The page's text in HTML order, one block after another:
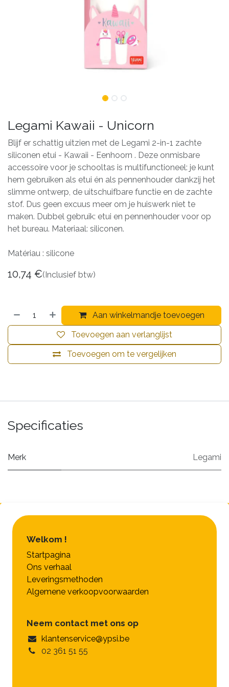
Legami Kawaii - Unicorn
Blijf er schattig uitzien met de Legami 2-in-1 zachte
siliconen etui - Kawaii - Eenhoorn . Deze onmisbare
accessoire voor je schooltas is multifunctioneel: je kunt
hem gebruiken als etui én als pennenhouder dankzij het
slimme ontwerp, de uitschuifbare functie en de zachte
stof. Dus geen excuus meer om je huiswerk niet te
maken. Dubbel gebruik: etui en pennenhouder voor op
het bureau. Materiaal: siliconen.
Matériau : silicone
10,74 €(Inclusief btw)
Aan winkelmandje toevoegen
Toevoegen om te vergelijken
Toevoegen aan verlanglijst
Specificaties
Merk Legami
Welkom !
Startpagina
Ons verhaal
Leveringsmethoden
Algemene verkoopvoorwaarden
Neem contact met ons op
klantenservice@ypsi.be
02 361 51 55